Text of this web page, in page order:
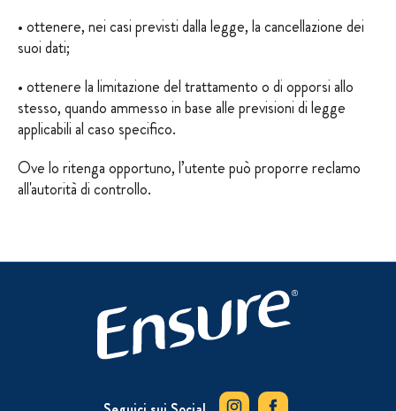
• ottenere, nei casi previsti dalla legge, la cancellazione dei
suoi dati;
• ottenere la limitazione del trattamento o di opporsi allo
stesso, quando ammesso in base alle previsioni di legge
applicabili al caso specifico.
Ove lo ritenga opportuno, l’utente può proporre reclamo
all'autorità di controllo.